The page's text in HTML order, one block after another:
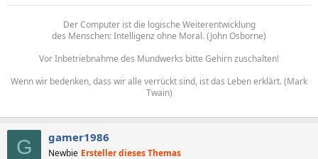
Der Computer ist die logische Weiterentwicklung
des Menschen: Intelligenz ohne Moral. (John Osborne)
Vor Inbetriebnahme des Mundwerks bitte Gehirn zuschalten!
Wenn wir bedenken, dass wir alle verrückt sind, ist das Leben erklärt. (Mark
Twain)
G gamer1986
Newbie Ersteller dieses Themas